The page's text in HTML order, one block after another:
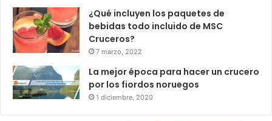
¿Qué incluyen los paquetes de
bebidas todo incluido de MSC
Cruceros?
7 marzo, 2022
La mejor época para hacer un crucero
por los fiordos noruegos
1 diciembre, 2020